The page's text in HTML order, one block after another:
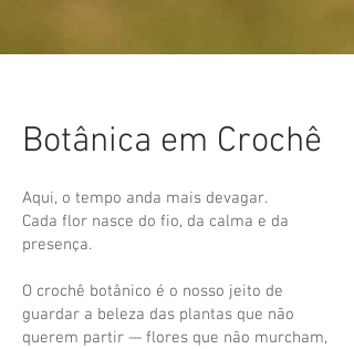
Botânica em Crochê
Aqui, o tempo anda mais devagar.
Cada flor nasce do fio, da calma e da
presença.
O crochê botânico é o nosso jeito de
guardar a beleza das plantas que não
querem partir — flores que não murcham,